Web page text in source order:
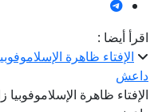
اقرأ أيضا :
الإفتاء ظاهرة
داعش
الإفتاء ظاهرة